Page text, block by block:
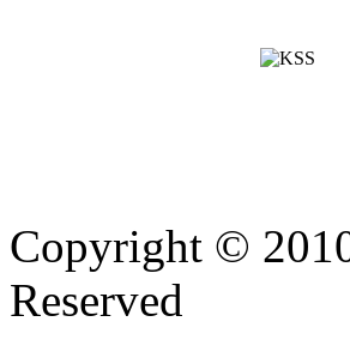
Copyright ©
Reserved